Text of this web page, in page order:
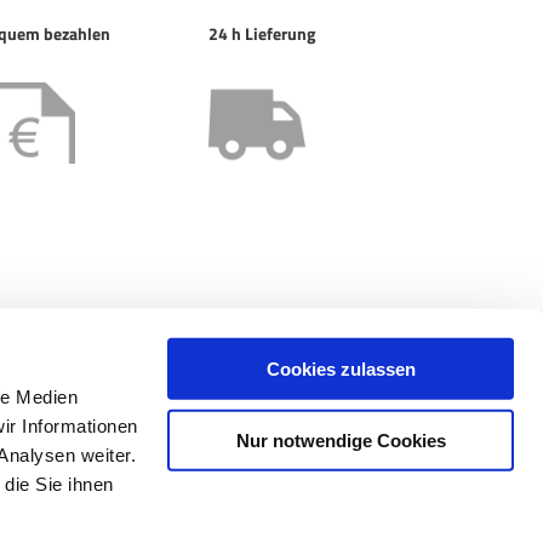
Medien
Informationen
weiter.
Sie ihnen
Cookies zulassen
Nur notwendige Cookies
bezahlen 24 h Lieferung